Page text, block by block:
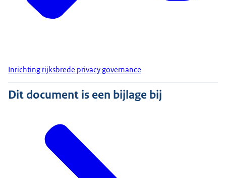
Inrichting rijksbrede privacy governance
Dit document is een bijlage bij